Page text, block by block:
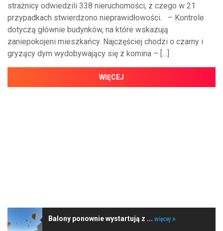
strażnicy odwiedzili 338 nieruchomości, z czego w 21
przypadkach stwierdzono nieprawidłowości. – Kontrole
dotyczą głównie budynków, na które wskazują
zaniepokojeni mieszkańcy. Najczęściej chodzi o czarny i
gryzący dym wydobywający się z komina – […]
WIĘCEJ
Balony ponownie wystartują z ... więcej